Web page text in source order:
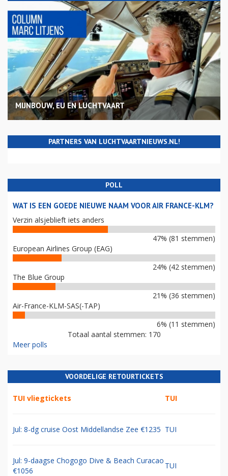
MIJNBOUW, EU EN LUCHTVAART
PARTNERS VAN LUCHTVAARTNIEUWS.NL!
POLL
WAT IS EEN GOEDE NIEUWE NAAM VOOR AIR FRANCE-KLM?
Verzin alsjeblieft iets anders
47% (81 stemmen)
European Airlines Group (EAG)
24% (42 stemmen)
The Blue Group
21% (36 stemmen)
Air-France-KLM-SAS(-TAP)
6% (11 stemmen)
Totaal aantal stemmen: 170
Meer polls
VOORDELIGE RETOURTICKETS
TUI vliegtickets TUI
Jul: 8-dg cruise Oost Middellandse Zee €1235 TUI
Jul: 9-daagse Chogogo Dive & Beach Curacao
€1056
TUI